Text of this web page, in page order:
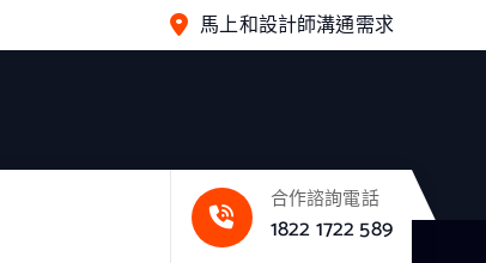
馬上和設計師溝通需求
合作諮詢電話
1822 1722 589